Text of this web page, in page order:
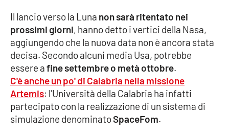
Cronaca
Cultura
Economia e Lavoro
Politica
Sanità
Il lancio verso la Luna non sarà ritentato nei
prossimi giorni, hanno detto i vertici della Nasa,
aggiungendo che la nuova data non è ancora stata
decisa. Secondo alcuni media Usa, potrebbe
essere afine settembre o metà ottobre.
C'è ancheun po' di Calabria nella missione
Artemis: l'Università della Calabria ha infatti
partecipato con la realizzazione di un sistema di
simulazione denominatoSpaceFom.